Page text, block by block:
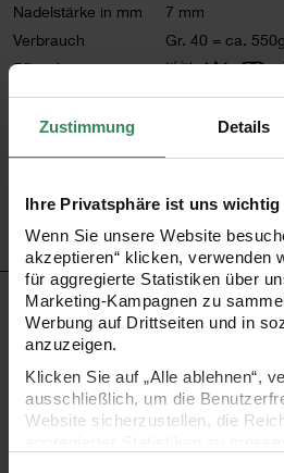
Zustimmung Details
Ihre Privatsphäre ist uns wichtig
Wenn Sie unsere Website
akzeptieren“ klicken, verwenden
für aggregierte Statistiken über
Marketing-Kampagnen zu
Werbung auf Drittseiten und in
anzuzeigen.
Klicken Sie auf „Alle ablehnen“,
ausschließlich, um die
Website sicherzustellen, die
Nadelstärke in mm
7 mm
Verbrauch
Gr. 40 = ca. 550g
Pflegehinweise
Artikel-Nr. 383270.021
hervorragend zum Stricken von
Oberteilen. Die Farbpalette lässt